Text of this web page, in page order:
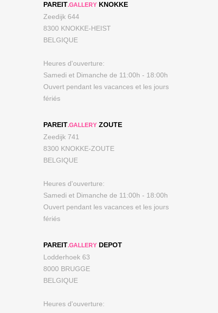
PAREIT.GALLERY KNOKKE
Zeedijk 644
8300 KNOKKE-HEIST
BELGIQUE
Heures d'ouverture:
Samedi et Dimanche de 11:00h - 18:00h
Ouvert pendant les vacances et les jours
fériés
PAREIT.GALLERY ZOUTE
Zeedijk 741
8300 KNOKKE-ZOUTE
BELGIQUE
Heures d'ouverture:
Samedi et Dimanche de 11:00h - 18:00h
Ouvert pendant les vacances et les jours
fériés
PAREIT.GALLERY DEPOT
Lodderhoek 63
8000 BRUGGE
BELGIQUE
Heures d'ouverture: